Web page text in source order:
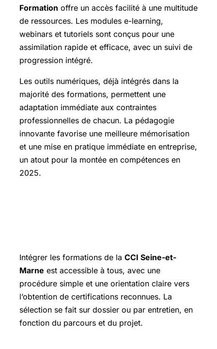
Formation offre un accès facilité à une multitude
de ressources. Les modules e-learning,
webinars et tutoriels sont conçus pour une
assimilation rapide et efficace, avec un suivi de
progression intégré.
Les outils numériques, déjà intégrés dans la
majorité des formations, permettent une
adaptation immédiate aux contraintes
professionnelles de chacun. La pédagogie
innovante favorise une meilleure mémorisation
et une mise en pratique immédiate en entreprise,
un atout pour la montée en compétences en
2025.
Intégrer les formations de la CCI Seine-et-
Marne est accessible à tous, avec une
procédure simple et une orientation claire vers
l’obtention de certifications reconnues. La
sélection se fait sur dossier ou par entretien, en
fonction du parcours et du projet.